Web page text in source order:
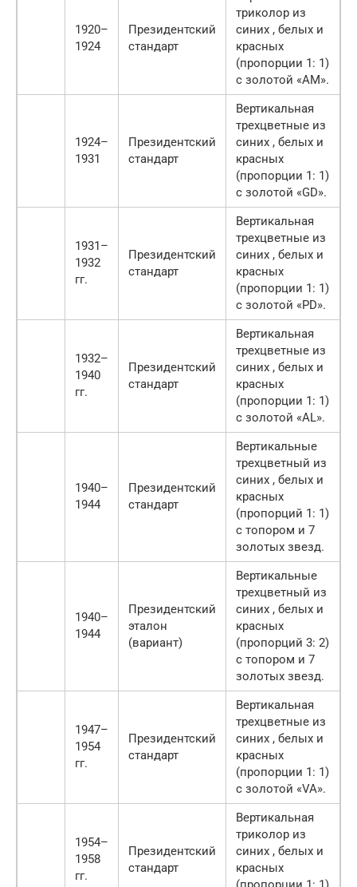
1920–
1924
Президентский
стандарт
триколор из
синих , белых и
красных
(пропорции 1: 1)
с золотой «AM».
1924–
1931
Президентский
стандарт
Вертикальная
трехцветные из
синих , белых и
красных
(пропорции 1: 1)
с золотой «GD».
1931–
1932
гг.
Президентский
стандарт
Вертикальная
трехцветные из
синих , белых и
красных
(пропорции 1: 1)
с золотой «PD».
1932–
1940
гг.
Президентский
стандарт
Вертикальная
трехцветные из
синих , белых и
красных
(пропорции 1: 1)
с золотой «AL».
1940–
1944
Президентский
стандарт
Вертикальные
трехцветный из
синих , белых и
красных
(пропорций 1: 1)
с топором и 7
золотых звезд.
1940–
1944
Президентский
эталон
(вариант)
Вертикальные
трехцветный из
синих , белых и
красных
(пропорций 3: 2)
с топором и 7
золотых звезд.
1947–
1954
гг.
Президентский
стандарт
Вертикальная
трехцветные из
синих , белых и
красных
(пропорции 1: 1)
с золотой «VA».
1954–
1958
гг.
Президентский
стандарт
Вертикальная
триколор из
синих , белых и
красных